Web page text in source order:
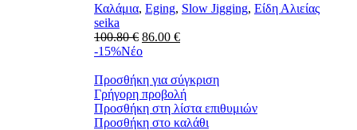
Καλάμια, Eging, Slow Jigging, Είδη Αλιείας
seika
100.80€ Original
price
100.80 €.
86.00 €Η
είναι:
86.00 €.
-15%Νέο
Προσθήκη για σύγκριση
Γρήγορη προβολή
Προσθήκη στη λίστα επιθυμιών
Προσθήκη στο καλάθι